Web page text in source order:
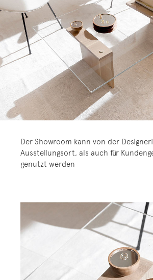
Der Showroom kann von der
Ausstellungsort, als auch für
genutzt werden